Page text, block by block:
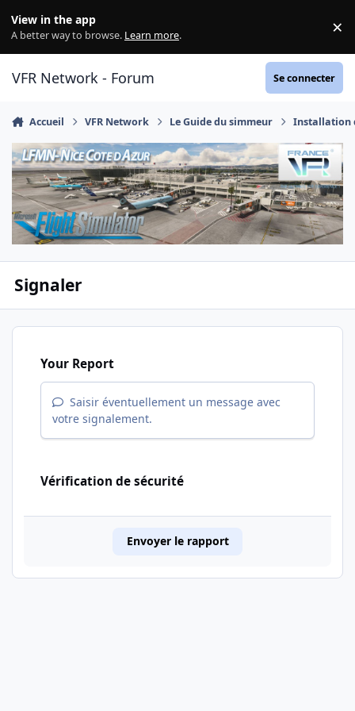
View in the app
A better way to browse. Learn more. ×
VFR Network - Forum Se connecter
Accueil VFR Network Le Guide du simmeur Installation
Signaler
Your Report
Saisir éventuellement un message avec
votre signalement.
Vérification de sécurité
Envoyer le rapport